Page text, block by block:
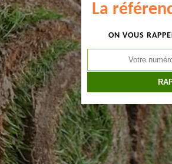
La
ON VOUS